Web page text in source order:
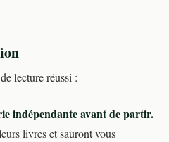
lecture réussi :
indépendante avant de partir.
livres et sauront vous